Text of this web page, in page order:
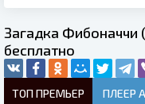
Загадка Фибоначчи
бесплатно
ТОП ПРЕМЬЕР ПЛЕЕР